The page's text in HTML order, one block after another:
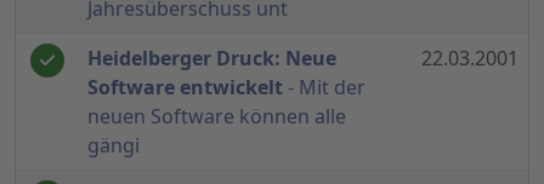
Jahresüberschuss unt
Heidelberger Druck: Neue
Software entwickelt- Mit der
neuen Software können alle
gängi
22.03.2001